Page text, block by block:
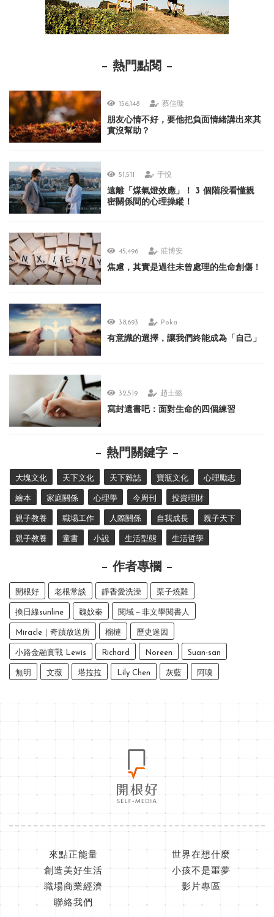
熱門點閱
156,148 蔡佳璇
朋友心情不好，要他把負面情緒講出來其
實沒幫助？
51,511 于悅
遠離「煤氣燈效應」！ 3 個階段看懂親
密關係間的心理操縱！
45,496 莊博安
焦慮，其實是過往未曾處理的生命創傷！
38,693 Poka
有意識的選擇，讓我們終能成為「自己」
32,519 趙士懿
寫封遺書吧：面對生命的四個練習
熱門關鍵字
大塊文化 天下文化 天下雜誌 寶瓶文化 心理勵志
繪本 家庭關係 心理學 今周刊 投資理財
親子教養 職場工作 人際關係 自我成長 親子天下
親子教養 童書 小說 生活型態 生活哲學
作者專欄
開根好 老根常談 靜香愛洗澡 栗子燒雞
換日線sunline 魏妏秦 閱域－非文學閱書人
Miracle｜奇蹟放送所 榴槤 歷史迷因
小路金融實戰 Lewis Richard Noreen Suan-san
無明 文薇 塔拉拉 Lily Chen 灰藍 阿嗅
來點正能量
世界在想什麼
創造美好生活
小孩不是噩夢
職場商業經濟
影片專區
聯絡我們